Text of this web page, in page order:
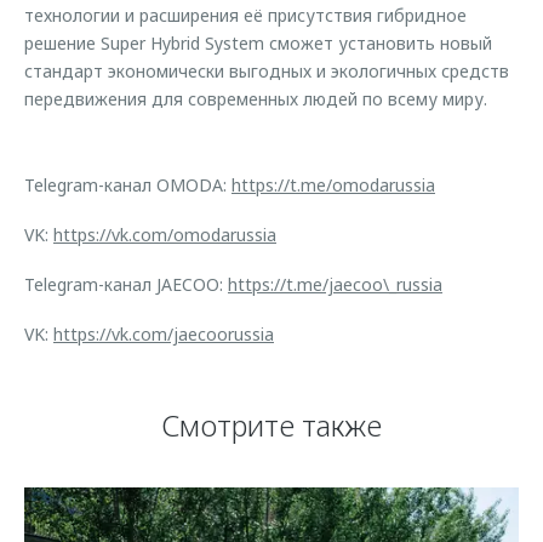
технологии и расширения её присутствия гибридное
решение Super Hybrid System сможет установить новый
стандарт экономически выгодных и экологичных средств
передвижения для современных людей по всему миру.
Telegram-канал OMODA: https://t.me/omodarussia
VK: https://vk.com/omodarussia
Telegram-канал JAECOO: https://t.me/jaecoo\_russia
VK: https://vk.com/jaecoorussia
Смотрите также